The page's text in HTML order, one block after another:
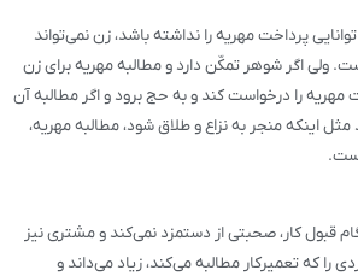
پرداخت مهریه را نداشته باشد، زن نمی‌تواند
ولی اگر شوهر تمکّن دارد و مطالبه مهریه برای زن
را درخواست کند و به حج برود و اگر مطالبه آن
اینکه منجر به نزاع و طلاق شود، مطالبه مهریه،
هنگام قبول کار، صحبتی از دستمزد نمی‌کند و مشتری نیز
را که تعمیرکار مطالبه می‌کند، زیاد می‌داند و